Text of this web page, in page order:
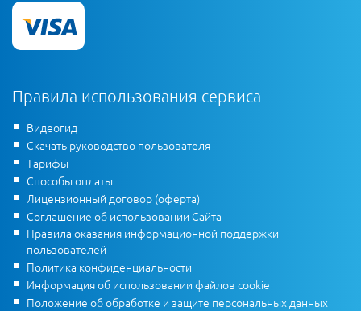
Правила использования сервиса
Видеогид
Скачать руководство пользователя
Тарифы
Способы оплаты
Лицензионный договор (оферта)
Соглашение об использовании Сайта
Правила оказания информационной поддержки
пользователей
Политика конфиденциальности
Информация об использовании файлов cookie
Положение об обработке и защите персональных данных